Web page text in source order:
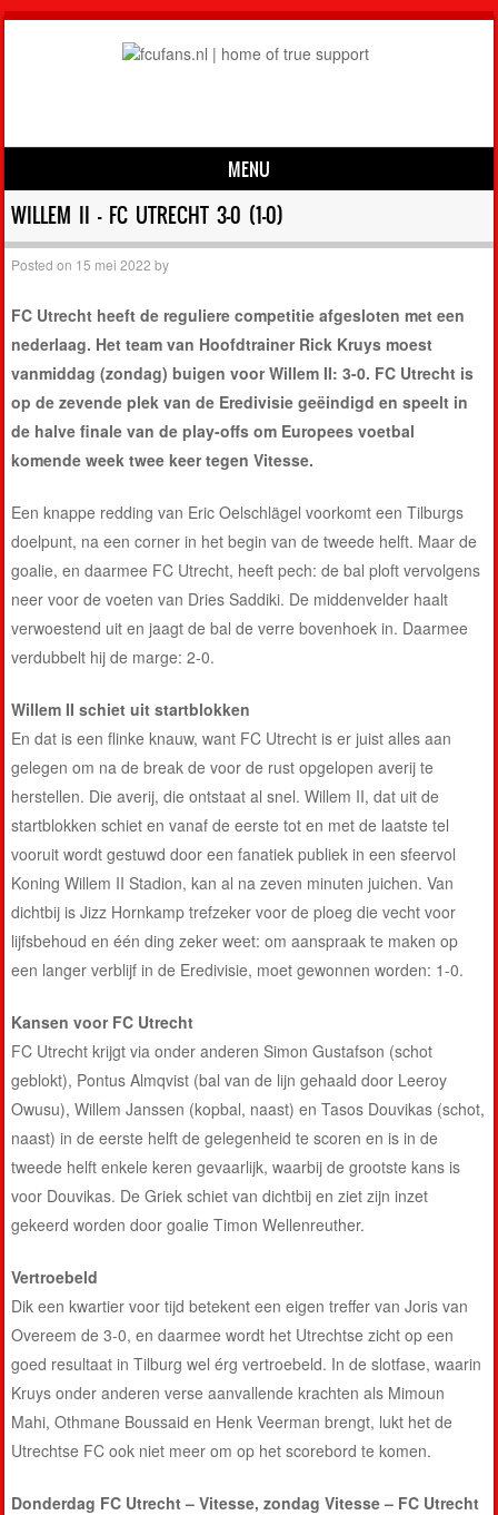
MENU
Skip to content
WILLEM II – FC UTRECHT 3-0 (1-0)
Posted on 15 mei 2022 by
FC Utrecht heeft de reguliere competitie afgesloten met een
nederlaag. Het team van Hoofdtrainer Rick Kruys moest
vanmiddag (zondag) buigen voor Willem II: 3-0. FC Utrecht is
op de zevende plek van de Eredivisie geëindigd en speelt in
de halve finale van de play-offs om Europees voetbal
komende week twee keer tegen Vitesse.
Een knappe redding van Eric Oelschlägel voorkomt een Tilburgs
doelpunt, na een corner in het begin van de tweede helft. Maar de
goalie, en daarmee FC Utrecht, heeft pech: de bal ploft vervolgens
neer voor de voeten van Dries Saddiki. De middenvelder haalt
verwoestend uit en jaagt de bal de verre bovenhoek in. Daarmee
verdubbelt hij de marge: 2-0.
Willem II schiet uit startblokken
En dat is een flinke knauw, want FC Utrecht is er juist alles aan
gelegen om na de break de voor de rust opgelopen averij te
herstellen. Die averij, die ontstaat al snel. Willem II, dat uit de
startblokken schiet en vanaf de eerste tot en met de laatste tel
vooruit wordt gestuwd door een fanatiek publiek in een sfeervol
Koning Willem II Stadion, kan al na zeven minuten juichen. Van
dichtbij is Jizz Hornkamp trefzeker voor de ploeg die vecht voor
lijfsbehoud en één ding zeker weet: om aanspraak te maken op
een langer verblijf in de Eredivisie, moet gewonnen worden: 1-0.
Kansen voor FC Utrecht
FC Utrecht krijgt via onder anderen Simon Gustafson (schot
geblokt), Pontus Almqvist (bal van de lijn gehaald door Leeroy
Owusu), Willem Janssen (kopbal, naast) en Tasos Douvikas (schot,
naast) in de eerste helft de gelegenheid te scoren en is in de
tweede helft enkele keren gevaarlijk, waarbij de grootste kans is
voor Douvikas. De Griek schiet van dichtbij en ziet zijn inzet
gekeerd worden door goalie Timon Wellenreuther.
Vertroebeld
Dik een kwartier voor tijd betekent een eigen treffer van Joris van
Overeem de 3-0, en daarmee wordt het Utrechtse zicht op een
goed resultaat in Tilburg wel érg vertroebeld. In de slotfase, waarin
Kruys onder anderen verse aanvallende krachten als Mimoun
Mahi, Othmane Boussaid en Henk Veerman brengt, lukt het de
Utrechtse FC ook niet meer om op het scorebord te komen.
Donderdag FC Utrecht – Vitesse, zondag Vitesse – FC Utrecht